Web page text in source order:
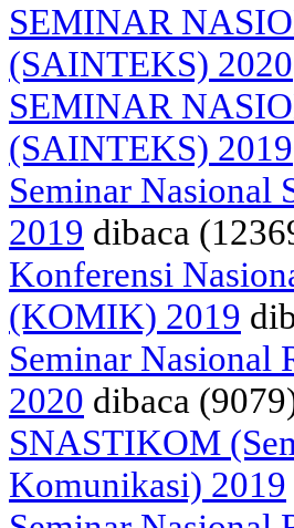
SEMINAR
(SAINTEKS) 2020
SEMINAR
(SAINTEKS) 2019
Seminar Nasional
2019 dibaca
Konferensi
(KOMIK) 2019
Seminar Nasional
2020 dibaca
SNASTIKOM
Komunikasi) 2019